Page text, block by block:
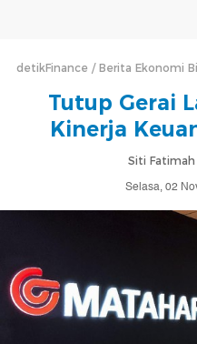
detikFinance Berita Ekonomi
Tutup Gerai
Kinerja
Siti Fatimah
Selasa, 02